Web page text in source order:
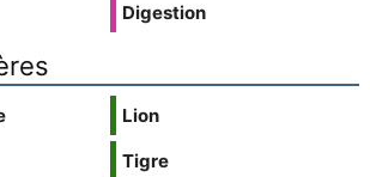
Digestion
Lion
Tigre